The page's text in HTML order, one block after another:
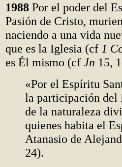
1988 Por el poder del
Pasión de Cristo,
naciendo a una vida
que es la Iglesia (cf 1
es Él mismo (cf Jn 15,
«Por el Espíritu
la participación del
de la naturaleza
quienes habita el
Atanasio de
24).